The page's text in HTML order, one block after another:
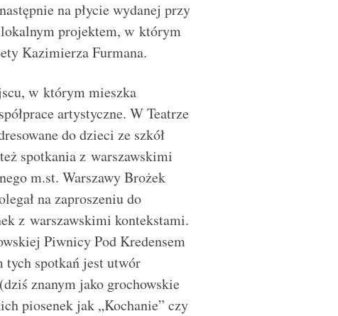
na płycie wydanej przy
projektem, w którym
Kazimierza Furmana.
w którym mieszka
artystyczne. W Teatrze
do dzieci ze szkół
spotkania z warszawskimi
m.st. Warszawy Brożek
na zaproszeniu do
z warszawskimi kontekstami.
Piwnicy Pod Kredensem
spotkań jest utwór
znanym jako grochowskie
piosenek jak „Kochanie” czy